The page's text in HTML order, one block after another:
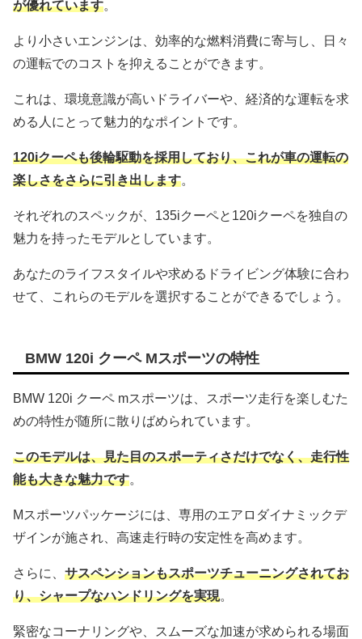
が優れています。
より小さいエンジンは、効率的な燃料消費に寄与し、日々
の運転でのコストを抑えることができます。
これは、環境意識が高いドライバーや、経済的な運転を求
める人にとって魅力的なポイントです。
120iクーペも後輪駆動を採用しており、これが車の運転の
楽しさをさらに引き出します。
それぞれのスペックが、135iクーペと120iクーペを独自の
魅力を持ったモデルとしています。
あなたのライフスタイルや求めるドライビング体験に合わ
せて、これらのモデルを選択することができるでしょう。
BMW 120i クーペ Mスポーツの特性
BMW 120i クーペ mスポーツは、スポーツ走行を楽しむた
めの特性が随所に散りばめられています。
このモデルは、見た目のスポーティさだけでなく、走行性
能も大きな魅力です。
Mスポーツパッケージには、専用のエアロダイナミックデ
ザインが施され、高速走行時の安定性を高めます。
さらに、 サスペンションもスポーツチューニングされてお
り、シャープなハンドリングを実現。
緊密なコーナリングや、スムーズな加速が求められる場面